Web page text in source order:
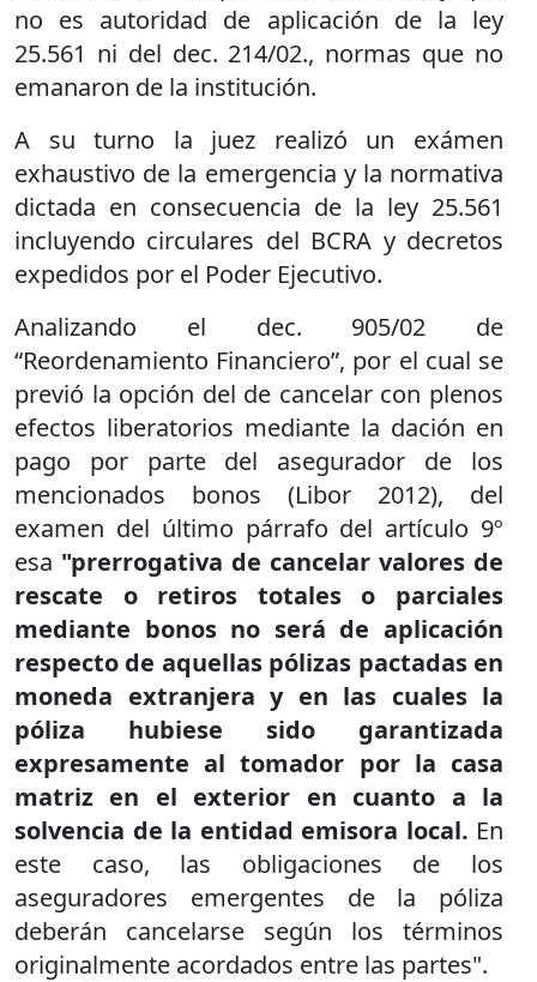
no es autoridad de aplicación de la ley
25.561 ni del dec. 214/02., normas que no
emanaron de la institución.
A su turno la juez realizó un exámen
exhaustivo de la emergencia y la normativa
dictada en consecuencia de la ley 25.561
incluyendo circulares del BCRA y decretos
expedidos por el Poder Ejecutivo.
Analizando el dec. 905/02 de
“Reordenamiento Financiero”, por el cual se
previó la opción del de cancelar con plenos
efectos liberatorios mediante la dación en
pago por parte del asegurador de los
mencionados bonos (Libor 2012), del
examen del último párrafo del artículo 9º
esa "prerrogativa de cancelar valores de
rescate o retiros totales o parciales
mediante bonos no será de aplicación
respecto de aquellas pólizas pactadas en
moneda extranjera y en las cuales la
póliza hubiese sido garantizada
expresamente al tomador por la casa
matriz en el exterior en cuanto a la
solvencia de la entidad emisora local. En
este caso, las obligaciones de los
aseguradores emergentes de la póliza
deberán cancelarse según los términos
originalmente acordados entre las partes".